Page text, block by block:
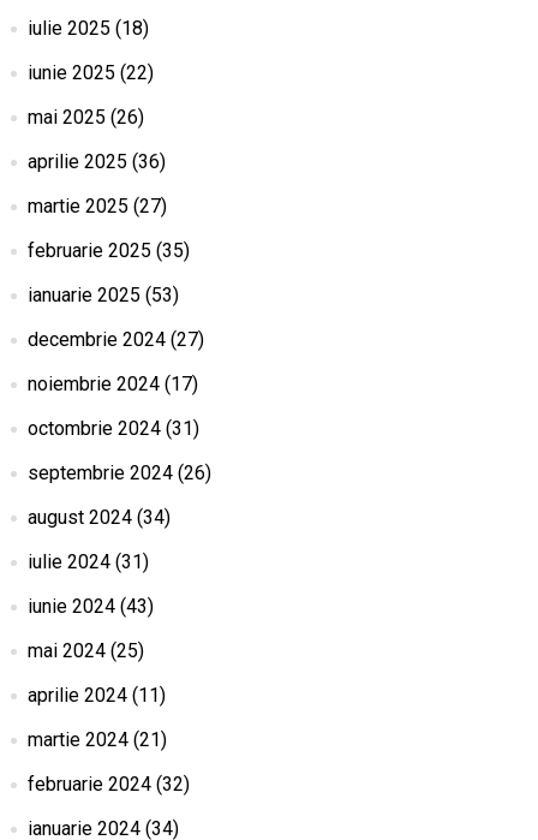
iulie 2025 (18)
iunie 2025 (22)
mai 2025 (26)
aprilie 2025 (36)
martie 2025 (27)
februarie 2025 (35)
ianuarie 2025 (53)
decembrie 2024(27)
noiembrie 2024(17)
octombrie 2024(31)
septembrie 2024(26)
august 2024(34)
iulie 2024(31)
iunie 2024(43)
mai 2024(25)
aprilie 2024(11)
martie 2024(21)
februarie 2024(32)
ianuarie 2024(34)